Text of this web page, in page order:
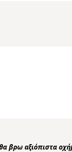
βρω αξιόπιστα